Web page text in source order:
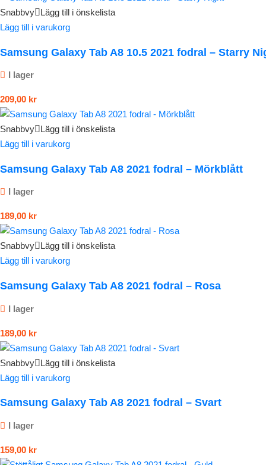
Snabbvy
Lägg till i önskelista
Lägg till i varukorg
Samsung Galaxy Tab A8 10.5 2021 fodral – Starry
I lager
209,00 kr
Snabbvy
Lägg till i önskelista
Lägg till i varukorg
Samsung Galaxy Tab A8 2021 fodral – Mörkblått
I lager
189,00 kr
Snabbvy
Lägg till i önskelista
Lägg till i varukorg
Samsung Galaxy Tab A8 2021 fodral – Rosa
I lager
189,00 kr
Snabbvy
Lägg till i önskelista
Lägg till i varukorg
Samsung Galaxy Tab A8 2021 fodral – Svart
I lager
159,00 kr